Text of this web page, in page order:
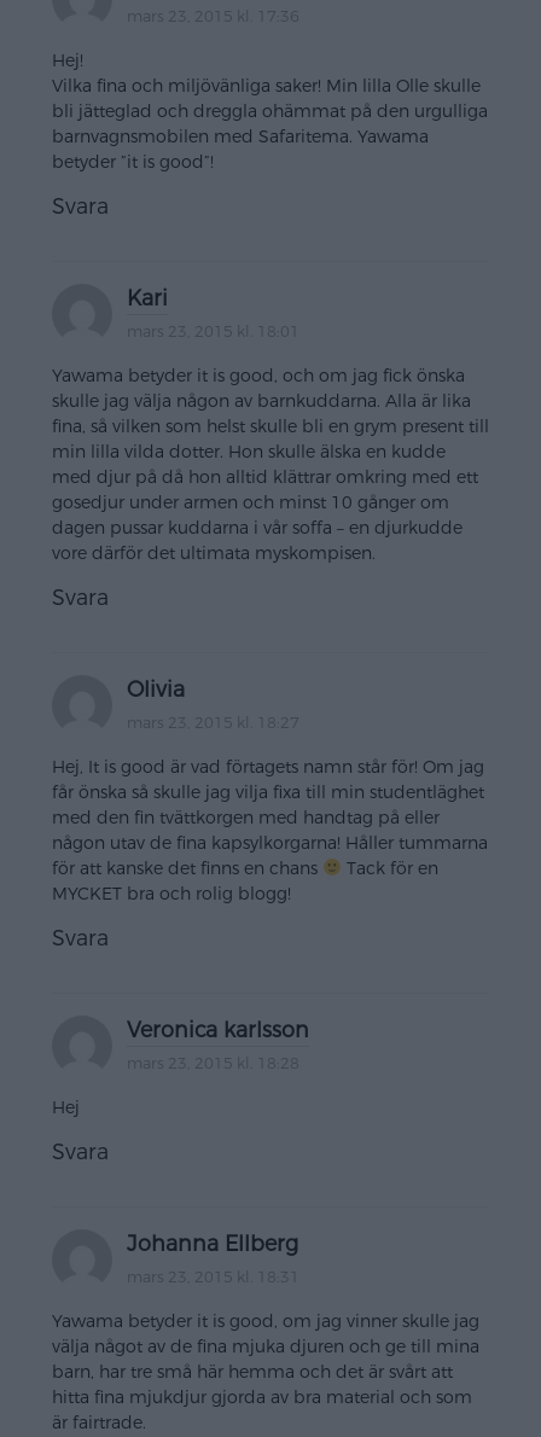
mars 23, 2015 kl. 17:36
Hej!
Vilka fina och miljövänliga saker! Min lilla Olle skulle
bli jätteglad och dreggla ohämmat på den urgulliga
barnvagnsmobilen med Safaritema. Yawama
betyder ”it is good”!
Svara
Kari
mars 23, 2015 kl. 18:01
Yawama betyder it is good, och om jag fick önska
skulle jag välja någon av barnkuddarna. Alla är lika
fina, så vilken som helst skulle bli en grym present till
min lilla vilda dotter. Hon skulle älska en kudde
med djur på då hon alltid klättrar omkring med ett
gosedjur under armen och minst 10 gånger om
dagen pussar kuddarna i vår soffa – en djurkudde
vore därför det ultimata myskompisen.
Svara
Olivia
mars 23, 2015 kl. 18:27
Hej, It is good är vad förtagets namn står för! Om jag
får önska så skulle jag vilja fixa till min studentläghet
med den fin tvättkorgen med handtag på eller
någon utav de fina kapsylkorgarna! Håller tummarna
för att kanske det finns en chans
Tack för en
MYCKET bra och rolig blogg!
Svara
Veronica karlsson
mars 23, 2015 kl. 18:28
Hej
Svara
Johanna Ellberg
mars 23, 2015 kl. 18:31
Yawama betyder it is good, om jag vinner skulle jag
välja något av de fina mjuka djuren och ge till mina
barn, har tre små här hemma och det är svårt att
hitta fina mjukdjur gjorda av bra material och som
är fairtrade.